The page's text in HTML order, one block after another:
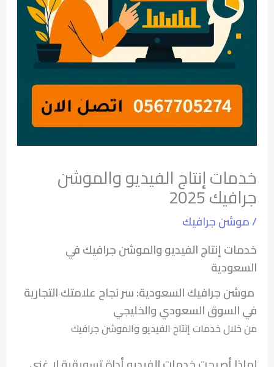
خدمات إنتاج الفيديو والموشن
جرافيك 2025
/موشن جرافيك
خدمات إنتاج الفيديو والموشن جرافيك في
السعودية
موشن جرافيك السعودية: سر نجاح علامتك التجارية
في السوق السعودي والخليجي
من خلال خدمات إنتاج الفيديو والموشن جرافيك